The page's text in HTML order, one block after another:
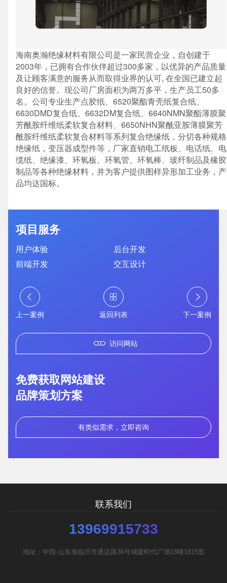
海南奥瀚绝缘材料有限公司是一家民营企业，自创建于
2003年，已拥有合作伙伴超过300多家，以优异的产品质量
及让顾客满意的服务从而取得业界的认可, 在全国已建立起
良好的信誉。现公司厂房面积为两万多平，生产员工50多
名。公司专业生产点胶纸、6520聚酯青壳纸复合纸、
6630DMD复合纸、6632DM复合纸、6640NMN聚酯薄膜聚
芳酰胺纤维纸柔软复合材料、6650NHN聚酰亚胺薄膜聚芳
酰胺纤维纸柔软复合材料等系列复合绝缘纸，分切各种规格
绝缘纸，变压器成型件等，厂家直销电工纸板、电话纸、电
缆纸、绝缘漆、环氧板、环氧管、环氧棒、玻纤制品及橡胶
制品等各种绝缘材料，并为客户提供图样异形加工业务，产
品均达国标。
项目服务
用户体验
后台开发
前端开发
交互设计
上一案例 返回列表 下一案例
访问网站
免费获取网站建设
品牌策划方案
有类似需求，立即咨询
联系我们
13969915733
地址：中国·山东省临沂市通达路36号城建时代广场18楼1815室
企业网站建设 · 营销型网站建设 SEO搜索优
GEO生成式引擎优化 · 外贸独立站建设
英文及多语言网站建设 · 微信小程序开发 ·